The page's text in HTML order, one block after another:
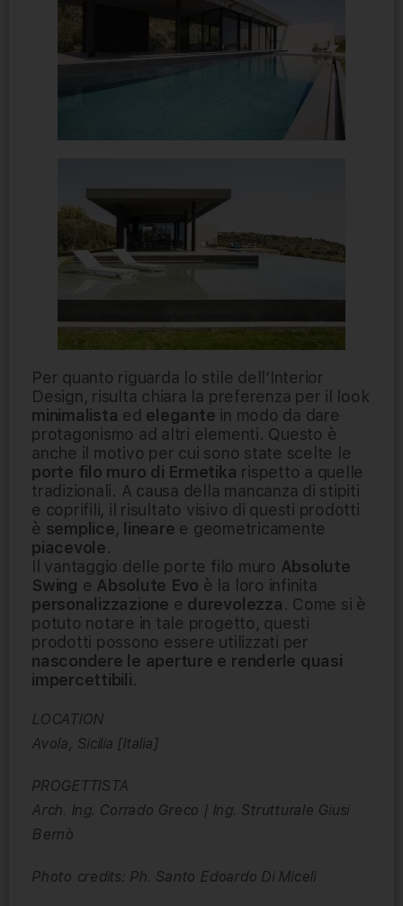
Per quanto riguarda lo stile dell’Interior
Design, risulta chiara la preferenza per il look
minimalista ed elegante in modo da dare
protagonismo ad altri elementi. Questo è
anche il motivo per cui sono state scelte le
porte filo muro di Ermetika rispetto a quelle
tradizionali. A causa della mancanza di stipiti
e coprifili, il risultato visivo di questi prodotti
è semplice, lineare e geometricamente
piacevole.
Il vantaggio delle porte filo muro Absolute
Swing e Absolute Evo è la loro infinita
personalizzazione e durevolezza. Come si è
potuto notare in tale progetto, questi
prodotti possono essere utilizzati per
nascondere le aperture e renderle quasi
impercettibili.
LOCATION
Avola, Sicilia [Italia]
PROGETTISTA
Arch. Ing. Corrado Greco | Ing. Strutturale Giusi
Bernò
Photo credits: Ph. Santo Edoardo Di Miceli